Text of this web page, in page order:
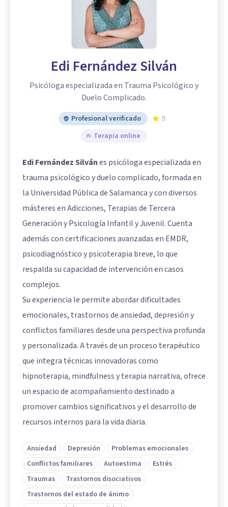
Edi Fernández Silván
Psicóloga especializada en Trauma Psicológico y
Duelo Complicado.
Profesional verificado
5
Terapia online
Edi Fernández Silvánes psicóloga especializada en
trauma psicológico y duelo complicado, formada en
la Universidad Pública de Salamanca y con diversos
másteres en Adicciones, Terapias de Tercera
Generación y Psicología Infantil y Juvenil. Cuenta
además con certificaciones avanzadas en EMDR,
psicodiagnóstico y psicoterapia breve, lo que
respalda su capacidad de intervención en casos
complejos.
Su experiencia le permite abordar dificultades
emocionales, trastornos de ansiedad, depresión y
conflictos familiares desde una perspectiva profunda
y personalizada. A través de un proceso terapéutico
que integra técnicas innovadoras como
hipnoterapia, mindfulness y terapia narrativa, ofrece
un espacio de acompañamiento destinado a
promover cambios significativos y el desarrollo de
recursos internos para la vida diaria.
Ansiedad Depresión
Problemas emocionales
Conflictos familiares
Autoestima
Estrés
Traumas
Trastornos disociativos
Trastornos del estado de ánimo